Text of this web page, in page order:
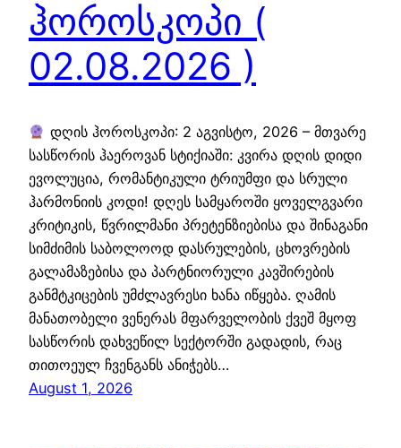
ჰოროსკოპი (
02.08.2026 )
დღის ჰოროსკოპი: 2 აგვისტო, 2026 – მთვარე
სასწორის ჰაეროვან სტიქიაში: კვირა დღის დიდი
ევოლუცია, რომანტიკული ტრიუმფი და სრული
ჰარმონიის კოდი! დღეს სამყაროში ყოველგვარი
კრიტიკის, წვრილმანი პრეტენზიებისა და შინაგანი
სიმძიმის საბოლოოდ დასრულების, ცხოვრების
გალამაზებისა და პარტნიორული კავშირების
განმტკიცების უმძლავრესი ხანა იწყება. ღამის
მანათობელი ვენერას მფარველობის ქვეშ მყოფ
სასწორის დახვეწილ სექტორში გადადის, რაც
თითოეულ ჩვენგანს ანიჭებს…
August 1, 2026